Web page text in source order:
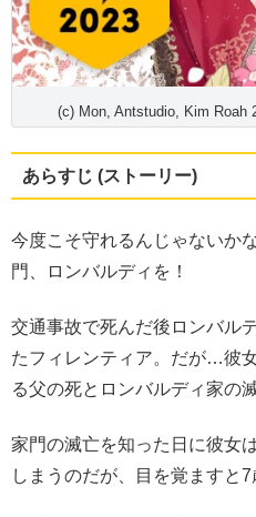
(c) Mon, Antstudio, Kim Roah
あらすじ (ストーリー)
今度こそ守れるんじゃないか
門、ロンバルディを！
交通事故で死んだ後ロンバル
たフィレンティア。だが…彼
る父の死とロンバルディ家の
家門の滅亡を知った日に彼女
しまうのだが、目を覚ますと7